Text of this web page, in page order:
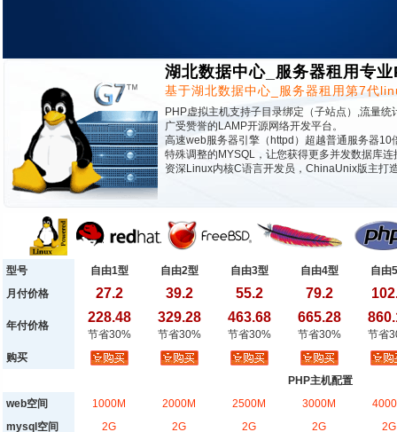
湖北数据中心_服务器租用专
基于湖北数据中心_服务器租用第7代
PHP虚拟主机支持子目录绑定（子站点）,流量统
广受赞誉的LAMP开源网络开发平台。
高速web服务器引擎（httpd）超越普通服务器10
特殊调整的MYSQL，让您获得更多并发数据库连
资深Linux内核C语言开发员，ChinaUnix版主打
型号 自由1型 自由2型 自由3型 自由4型
自由
月付价格
27.2 39.2 55.2 79.2
年付价格
228.48
节省30%
329.28
节省30%
463.68
节省30%
665.28
节省30%
节省
购买
PHP主机配置
web空间
1000M 2000M 2500M 3000M
mysql空间
2G 2G 2G 2G 2G